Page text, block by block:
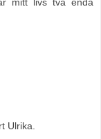
Ulrika.